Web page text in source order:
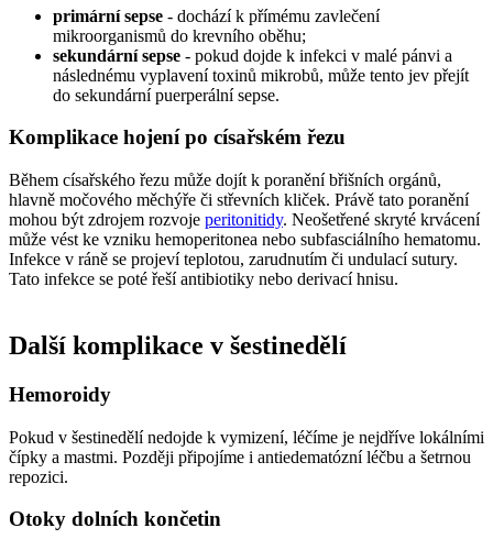
primární sepse - dochází k přímému zavlečení
mikroorganismů do krevního oběhu;
sekundární sepse - pokud dojde k infekci v malé pánvi a
následnému vyplavení toxinů mikrobů, může tento jev přejít
do sekundární puerperální sepse.
Komplikace hojení po císařském řezu
Během císařského řezu může dojít k poranění břišních orgánů,
hlavně močového měchýře či střevních kliček. Právě tato poranění
mohou být zdrojem rozvoje peritonitidy. Neošetřené skryté krvácení
může vést ke vzniku hemoperitonea nebo subfasciálního hematomu.
Infekce v ráně se projeví teplotou, zarudnutím či undulací sutury.
Tato infekce se poté řeší antibiotiky nebo derivací hnisu.
Další komplikace v šestinedělí
Hemoroidy
Pokud v šestinedělí nedojde k vymizení, léčíme je nejdříve lokálními
čípky a mastmi. Později připojíme i antiedematózní léčbu a šetrnou
repozici.
Otoky dolních končetin